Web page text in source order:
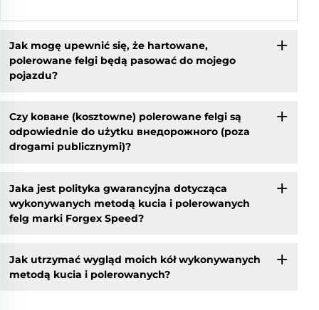
Jak mogę upewnić się, że hartowane,
polerowane felgi będą pasować do mojego
pojazdu?
Czy kоване (kosztowne) polerowane felgi są
odpowiednie do użytku внедорожного (poza
drogami publicznymi)?
Jaka jest polityka gwarancyjna dotycząca
wykonywanych metodą kucia i polerowanych
felg marki Forgex Speed?
Jak utrzymać wygląd moich kół wykonywanych
metodą kucia i polerowanych?